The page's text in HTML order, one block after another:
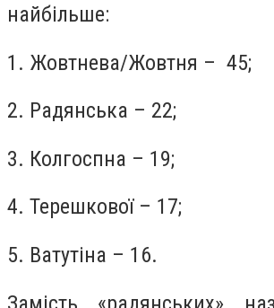
найбільше:
1. Жовтнева/Жовтня – 45;
2. Радянська – 22;
3. Колгоспна – 19;
4. Терешкової – 17;
5. Ватутіна – 16.